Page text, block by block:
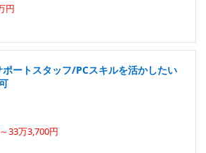
円
ートスタッフ/PCスキルを活かしたい
33万3,700円